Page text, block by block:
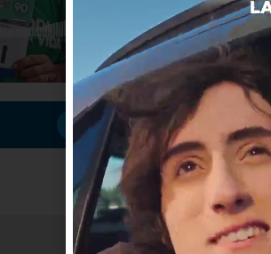
Suscribirme